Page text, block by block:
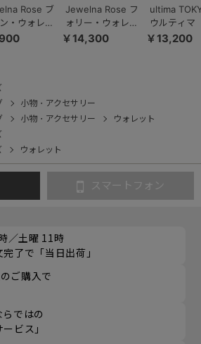
Rose ブ
・ウォレッ
三つ折り
Jewelna Rose フ
ォリー・ウォレッ
ト 本革 長財布
￥14,300
ultima
ウルティマ
ョー ゼウス
￥13,200
小物・アクセサリー
小物・アクセサリー
ウォレット
ウォレット
スマートフォン
／土曜 11時
了で「当日出荷」
ご購入で
ではの
ビス」